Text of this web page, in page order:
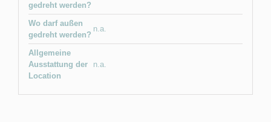
gedreht werden?
Wo darf außen
gedreht werden?
n.a.
Allgemeine
Ausstattung der
Location
n.a.